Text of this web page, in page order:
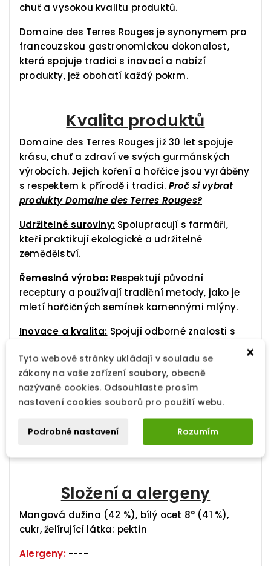
chuť a vysokou kvalitu produktů.
Domaine des Terres Rouges je synonymem pro
francouzskou gastronomickou dokonalost,
která spojuje tradici s inovací a nabízí
produkty, jež obohatí každý pokrm.
Kvalita produktů
Domaine des Terres Rouges již 30 let spojuje
krásu, chuť a zdraví ve svých gurmánských
výrobcích. Jejich koření a hořčice jsou vyráběny
s respektem k přírodě i tradici. Proč si vybrat
produkty Domaine des Terres Rouges?
Udržitelné suroviny: Spolupracují s farmáři,
kteří praktikují ekologické a udržitelné
zemědělství.
Řemeslná výroba: Respektují původní
receptury a používají tradiční metody, jako je
mletí hořčičných semínek kamennými mlýny.
Inovace a kvalita: Spojují odborné znalosti s
Transparentnost:Zajišťují kompletní
sledovatelnost produktů od výroby až po
spotřebu.
Vyberte si z jejich široké nabídky hořčic, olejů a
octů a objevte spojení tradice a kvality v
Složení a alergeny
Mangová dužina (42 %), bílý ocet 8° (41 %),
cukr, želírující látka: pektin
Alergeny: ----
×
Tyto webové stránky ukládají v souladu se
zákony na vaše zařízení soubory, obecně
nazývané cookies. Odsouhlaste prosím
nastavení cookies souborů pro použití webu.
Podrobné nastavení Rozumím